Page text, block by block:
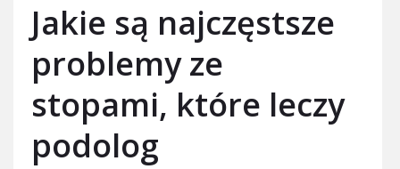
Jakie są najczęstsze
problemy ze
stopami, które leczy
podolog